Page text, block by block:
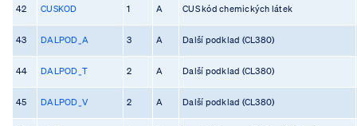
42 CUSKOD 1 A CUS kód chemických látek
43 DALPOD_A 3 A Další podklad (CL380)
44 DALPOD_T 2 A Další podklad (CL380)
45 DALPOD_V 2 A Další podklad (CL380)